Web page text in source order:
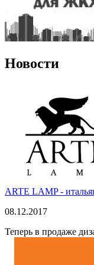
Новости
ARTE LAMP -
08.12.2017
Теперь в продаже